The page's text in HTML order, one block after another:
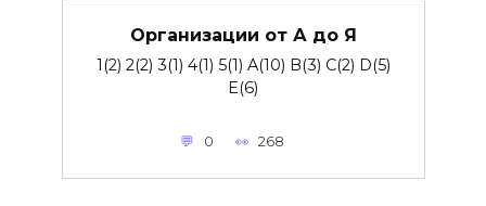
Организации от А до Я
1(2) 2(2) 3(1) 4(1) 5(1) A(10) B(3) C(2) D(5)
E(6)
0 268